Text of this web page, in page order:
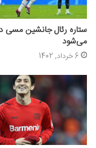
ستاره رئال جانشین مسی
می‌شود
6 خرداد, 1402